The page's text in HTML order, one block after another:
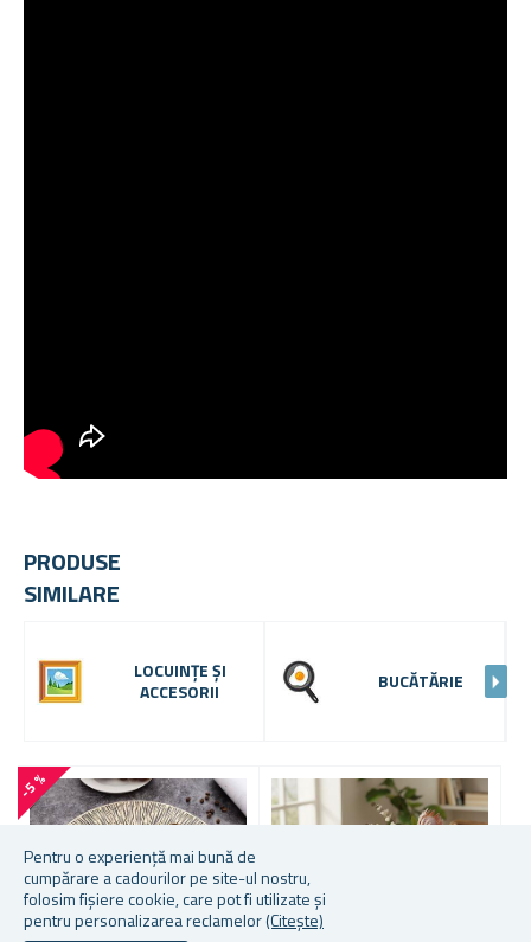
Pentru o experiență mai bună de
cumpărare a cadourilor pe site-ul nostru,
folosim fișiere cookie, care pot fi utilizate și
pentru personalizarea reclamelor(Citește)
PRODUSE
SIMILARE
LOCUINȚE ȘI
ACCESORII
BUCĂTĂRIE
-5 %